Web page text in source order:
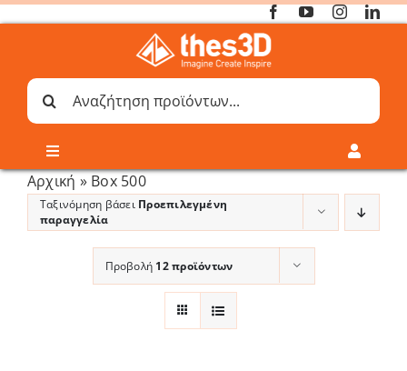
Μετάβαση
Αναζήτηση
για:
Toggle
Navigation
Online 3D Printing
Outlet
Shop
Toggle
Καλάθι
Λογαριασμός
Αρχική » Box 500
Ταξινόμηση βάσει Προεπιλεγμένη
παραγγελία
Προβολή 12 προϊόντων